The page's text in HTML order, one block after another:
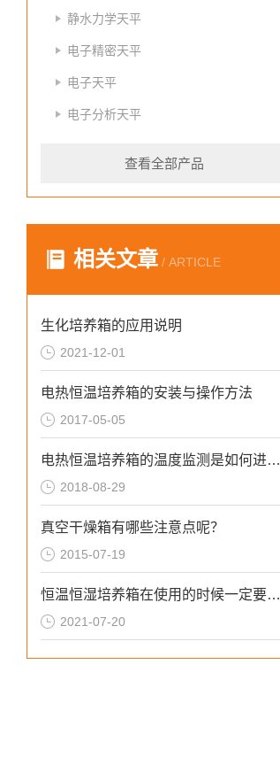
静水力学天平
电子精密天平
电子天平
电子分析天平
查看全部产品
相关文章 / ARTICLE
生化培养箱的应用说明
2021-12-01
电热恒温培养箱的安装与操作方法
2017-05-05
电热恒温培养箱的温度监测是如何进行的
2018-08-29
真空干燥箱有哪些注意点呢？
2015-07-19
恒温恒湿培养箱在使用的时候一定要注意安全问题
2021-07-20